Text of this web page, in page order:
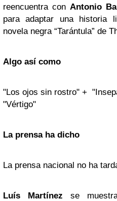
reencuentra con Antonio
para adaptar una historia
novela negra “Tarántula” de
Algo así como
"Los ojos sin rostro" +
"Vértigo"
La prensa ha dicho
La prensa nacional no ha
Luís Martínez se